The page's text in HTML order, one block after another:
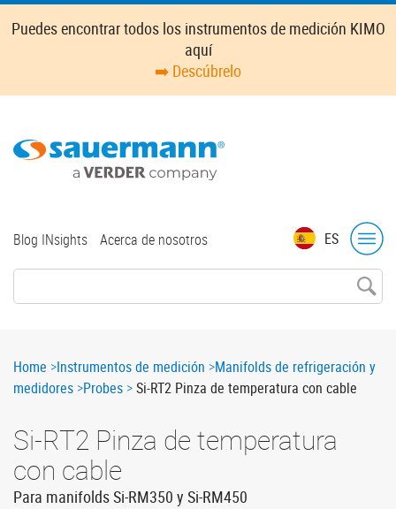
Skip
Puedes encontrar todos los instrumentos de medición KIMO
aquí
➡️ Descúbrelo
ES
Top
Blog INsights Acerca de nosotros
Breadcrumb
Home Instrumentos de medición Manifolds de refrigeración y
medidores Probes Si-RT2 Pinza de temperatura con cable
Si-RT2 Pinza de temperatura
con cable
Para manifolds Si-RM350 y Si-RM450